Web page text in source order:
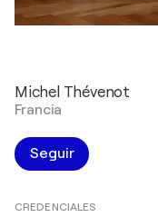
Michel Thévenot
Francia
Seguir
CREDENCIALES